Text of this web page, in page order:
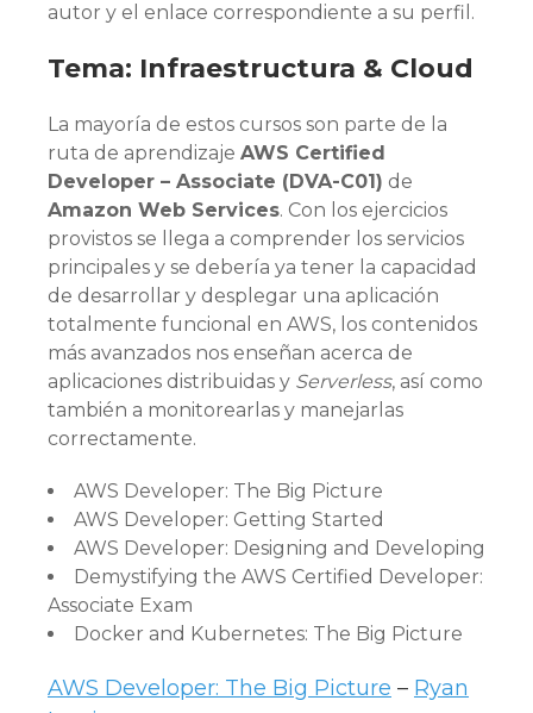
autor y el enlace correspondiente a su perfil.
Tema: Infraestructura & Cloud
La mayoría de estos cursos son parte de la
ruta de aprendizaje AWS Certified
Developer – Associate (DVA-C01) de
Amazon Web Services. Con los ejercicios
provistos se llega a comprender los servicios
principales y se debería ya tener la capacidad
de desarrollar y desplegar una aplicación
totalmente funcional en AWS, los contenidos
más avanzados nos enseñan acerca de
aplicaciones distribuidas y Serverless, así como
también a monitorearlas y manejarlas
correctamente.
AWS Developer: The Big Picture
AWS Developer: Getting Started
AWS Developer: Designing and Developing
Demystifying the AWS Certified Developer:
Associate Exam
Docker and Kubernetes: The Big Picture
AWS Developer: The Big Picture – Ryan